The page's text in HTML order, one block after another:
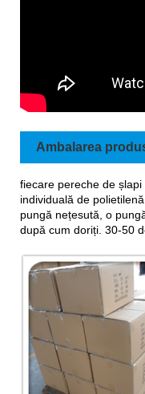
Ambalarea
fiecare pereche de
individuală de
pungă nețesută, o
după cum doriți. 30-50